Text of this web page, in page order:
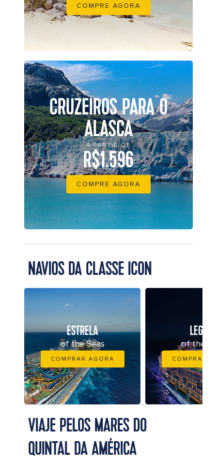
COMPRE AGORA
CRUZEIROS PARA O
ALASCA
A PARTIR DE
R$1.596
COMPRE AGORA
NAVIOS DA CLASSE ICON
ESTRELA
of the Seas
COMPRAR AGORA
LEGEND
of the
COMPRAR
VIAJE PELOS MARES DO
QUINTAL DA AMÉRICA